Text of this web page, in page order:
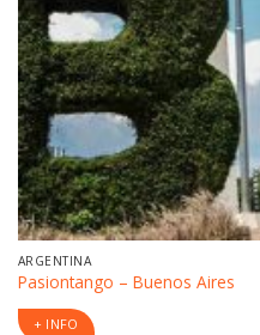
ARGENTINA
Pasiontango – Buenos Aires
+ INFO